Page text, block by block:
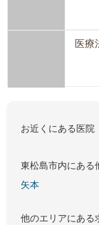
医療
お近くにある医院
東松島市内にある
矢本
他のエリアにある